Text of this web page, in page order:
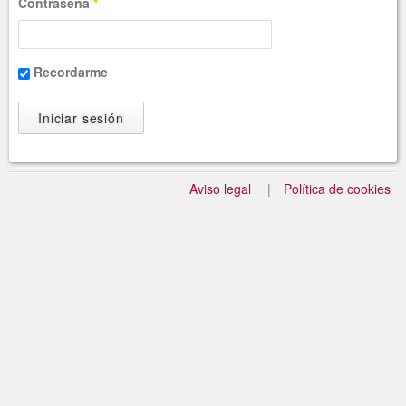
Recordarme
Aviso legal Política de cookies